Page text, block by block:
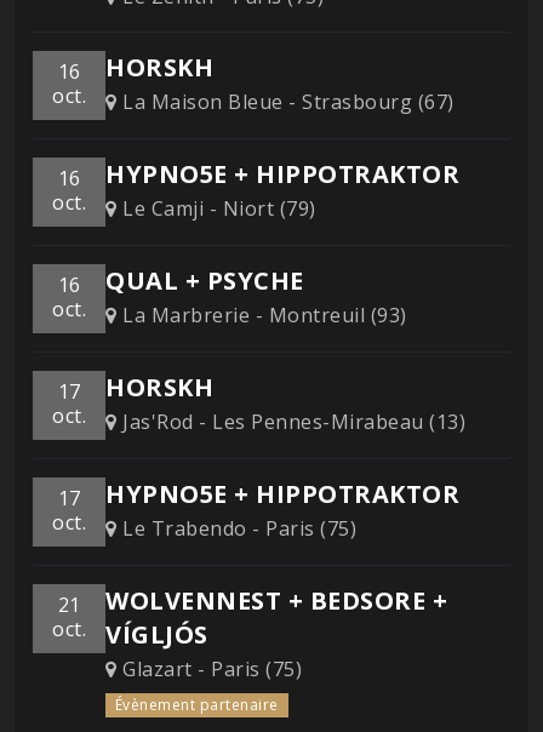
16
oct.
HORSKH
La Maison Bleue - Strasbourg (67)
16
oct.
HYPNO5E + HIPPOTRAKTOR
Le Camji - Niort (79)
16
oct.
QUAL + PSYCHE
La Marbrerie - Montreuil (93)
17
oct.
HORSKH
Jas'Rod - Les Pennes-Mirabeau (13)
17
oct.
HYPNO5E + HIPPOTRAKTOR
Le Trabendo - Paris (75)
21
oct.
WOLVENNEST + BEDSORE +
VÍGLJÓS
Glazart - Paris (75)
Évènement partenaire